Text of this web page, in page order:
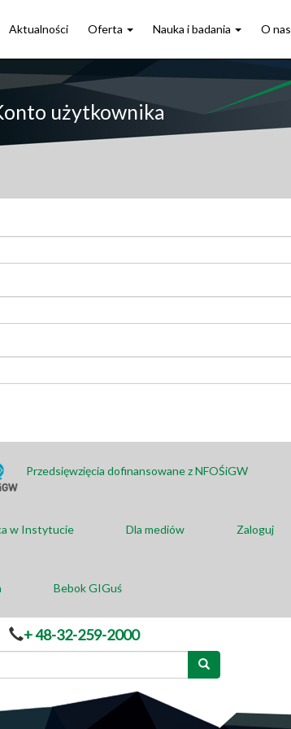
Aktualności Oferta Nauka i badania O nas
użytkownika
Przedsięwzięcia dofinansowane z NFOŚiGW
w Instytucie Dla mediów Zaloguj
Bebok GIGuś
+ 48-32-259-2000